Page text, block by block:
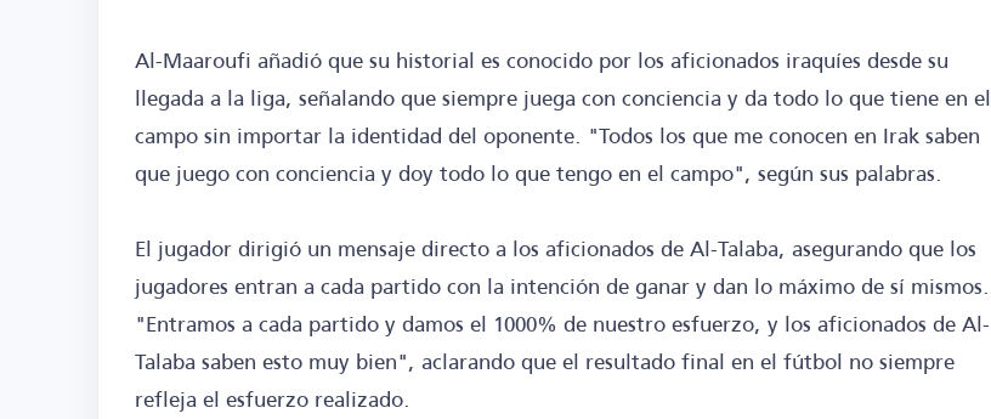
Al-Maaroufi añadió que su historial es conocido por los aficionados iraquíes desde su
llegada a la liga, señalando que siempre juega con conciencia y da todo lo que tiene en el
campo sin importar la identidad del oponente. "Todos los que me conocen en Irak saben
que juego con conciencia y doy todo lo que tengo en el campo", según sus palabras.
El jugador dirigió un mensaje directo a los aficionados de Al-Talaba, asegurando que los
jugadores entran a cada partido con la intención de ganar y dan lo máximo de sí mismos.
"Entramos a cada partido y damos el 1000% de nuestro esfuerzo, y los aficionados de Al-
Talaba saben esto muy bien", aclarando que el resultado final en el fútbol no siempre
refleja el esfuerzo realizado.